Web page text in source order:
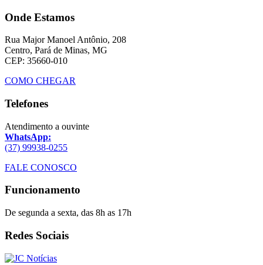
Onde Estamos
Rua Major Manoel Antônio, 208
Centro, Pará de Minas, MG
CEP: 35660-010
COMO CHEGAR
Telefones
Atendimento a ouvinte
WhatsApp:
(37) 99938-0255
FALE CONOSCO
Funcionamento
De segunda a sexta, das 8h as 17h
Redes Sociais